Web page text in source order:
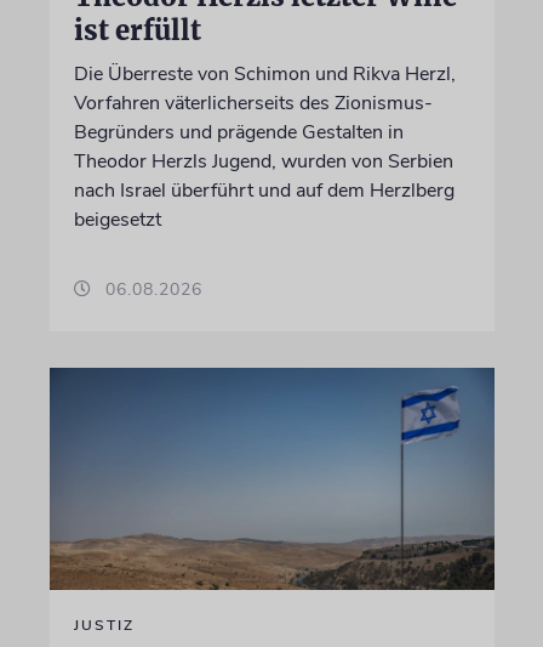
ist erfüllt
Die Überreste von Schimon und Rikva Herzl,
Vorfahren väterlicherseits des Zionismus-
Begründers und prägende Gestalten in
Theodor Herzls Jugend, wurden von Serbien
nach Israel überführt und auf dem Herzlberg
beigesetzt
06.08.2026
JUSTIZ